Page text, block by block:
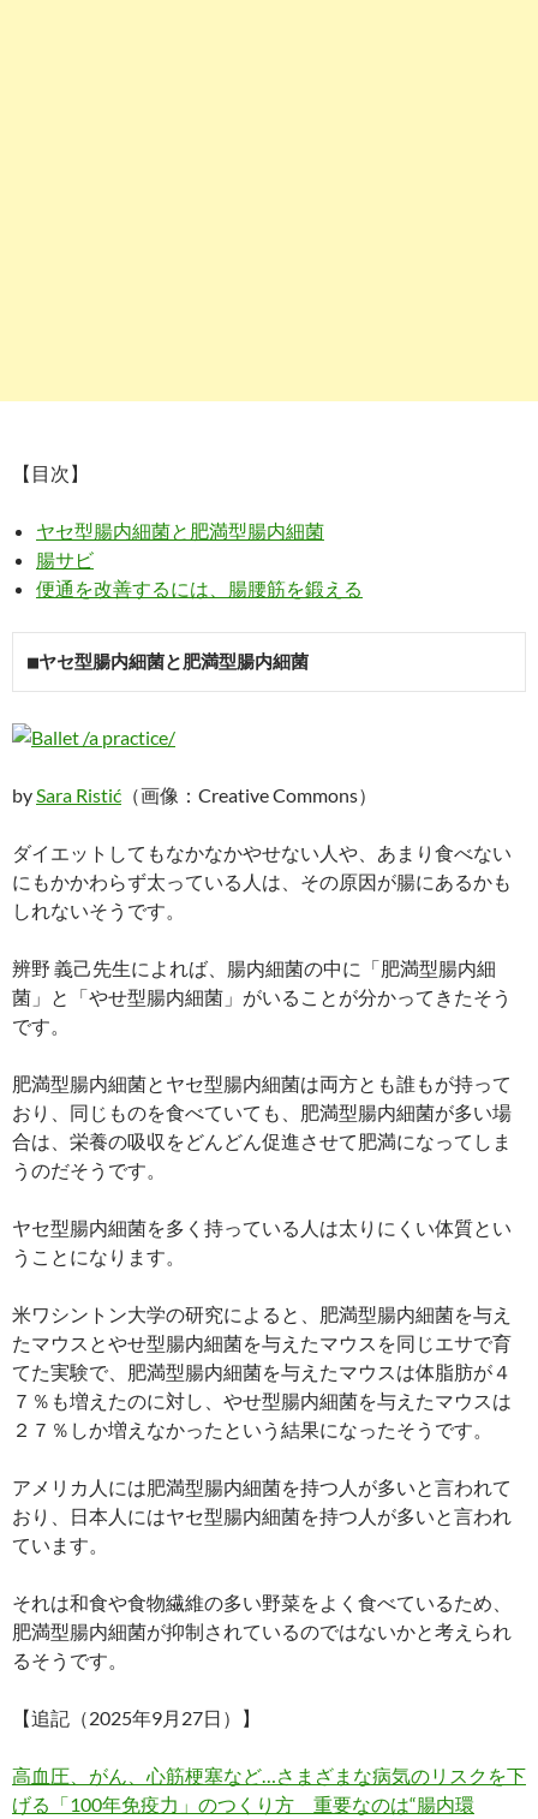
【目次】
ヤセ型腸内細菌と肥満型腸内細菌
腸サビ
便通を改善するには、腸腰筋を鍛える
■ヤセ型腸内細菌と肥満型腸内細菌
bySara Ristić （画像：Creative Commons）
ダイエットしてもなかなかやせない人や、あまり食べない
にもかかわらず太っている人は、その原因が腸にあるかも
しれないそうです。
辨野 義己先生によれば、腸内細菌の中に「肥満型腸内細
菌」と「やせ型腸内細菌」がいることが分かってきたそう
です。
肥満型腸内細菌とヤセ型腸内細菌は両方とも誰もが持って
おり、同じものを食べていても、肥満型腸内細菌が多い場
合は、栄養の吸収をどんどん促進させて肥満になってしま
うのだそうです。
ヤセ型腸内細菌を多く持っている人は太りにくい体質とい
うことになります。
米ワシントン大学の研究によると、肥満型腸内細菌を与え
たマウスとやせ型腸内細菌を与えたマウスを同じエサで育
てた実験で、肥満型腸内細菌を与えたマウスは体脂肪が４
７％も増えたのに対し、やせ型腸内細菌を与えたマウスは
２７％しか増えなかったという結果になったそうです。
アメリカ人には肥満型腸内細菌を持つ人が多いと言われて
おり、日本人にはヤセ型腸内細菌を持つ人が多いと言われ
ています。
それは和食や食物繊維の多い野菜をよく食べているため、
肥満型腸内細菌が抑制されているのではないかと考えられ
るそうです。
【追記（2025年9月27日）】
高血圧、がん、心筋梗塞など…さまざまな病気のリスクを下
げる「100年免疫力」のつくり方 重要なのは“腸内環